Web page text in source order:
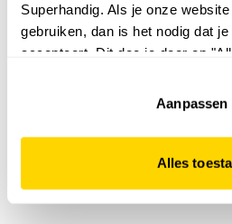
Superhandig. Als je onze
gebruiken, dan is het nodig dat
accepteert. Dit doe je door op
website niet optimaal functioneert.
Aanpassen
Alles